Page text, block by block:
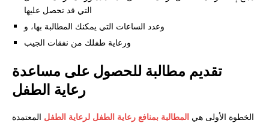
التي قد تحصل عليها
وعدد الساعات التي يمكنك المطالبة بها، و
ورعاية طفلك من نفقات الجيب
تقديم مطالبة للحصول على مساعدة
رعاية الطفل
الخطوة الأولى هي المطالبة بمنافع رعاية الطفل لرعاية الطفل المعتمدة